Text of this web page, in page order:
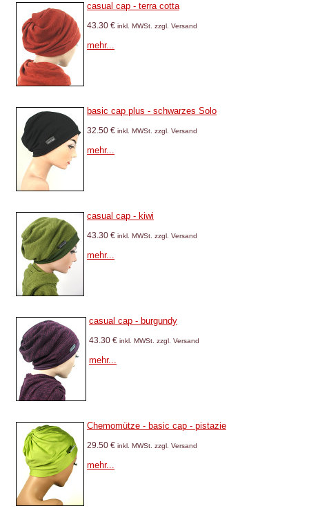
casual cap - terra cotta
43.30 € inkl. MWSt. zzgl. Versand
mehr...
basic cap plus - schwarzes Solo
32.50 € inkl. MWSt. zzgl. Versand
mehr...
casual cap - kiwi
43.30 € inkl. MWSt. zzgl. Versand
mehr...
casual cap - burgundy
43.30 € inkl. MWSt. zzgl. Versand
mehr...
Chemomütze - basic cap - pistazie
29.50 € inkl. MWSt. zzgl. Versand
mehr...